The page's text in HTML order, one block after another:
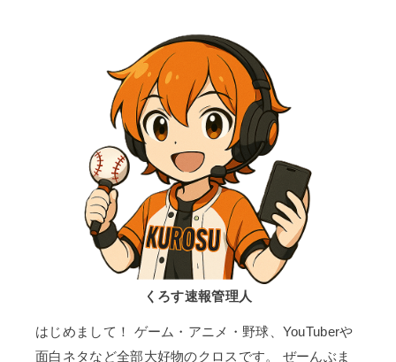
くろす速報管理人
はじめまして！ ゲーム・アニメ・野球、YouTuberや
面白ネタなど全部大好物のクロスです。 ぜーんぶま